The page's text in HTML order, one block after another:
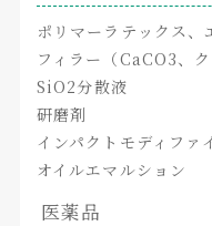
ポリマーラテックス、
フィラー（CaCO3、
SiO2分散液
研磨剤
インパクトモディファ
オイルエマルション
医薬品